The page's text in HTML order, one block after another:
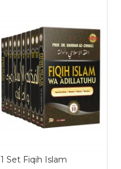
1 Set Fiqih Islam